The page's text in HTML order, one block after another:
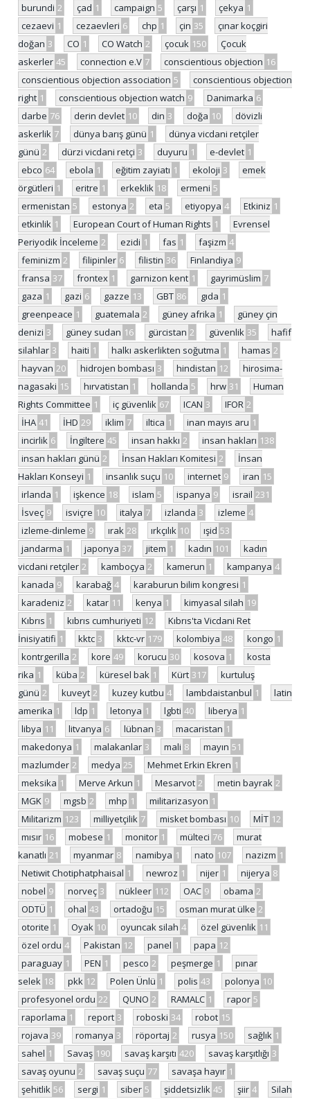
burundi 2 çad 1 campaign 5 çarşı 1 çekya 1
cezaevi 1 cezaevleri 6 chp 1 çin 35
çınar koçgiri
doğan 3 CO 1 CO Watch 2 çocuk 150
Çocuk
askerler 45 connection e.V 7 conscientious objection 16
conscientious objection association 5
conscientious objection
right 1 conscientious objection watch 9 Danimarka 6
darbe 76 derin devlet 10 din 3 doğa 10
dövizli
askerlik 7 dünya barış günü 1
dünya vicdani retçiler
günü 2 dürzi vicdani retçi 3 duyuru 1 e-devlet 1
ebco 64 ebola 1 eğitim zayiatı 1 ekoloji 3
emek
örgütleri 1 eritre 1 erkeklik 18 ermeni 5
ermenistan 5 estonya 2 eta 5 etiyopya 4 Etkiniz 1
etkinlik 1 European Court of Human Rights 1
Evrensel
Periyodik İnceleme 2 ezidi 1 fas 1 faşizm 4
feminizm 2 filipinler 6 filistin 36 Finlandiya 9
fransa 37 frontex 1 garnizon kent 1 gayrimüslim 7
gaza 1 gazi 6 gazze 13 GBT 86 gıda 1
greenpeace 1 guatemala 2 güney afrika 1
güney çin
denizi 3 güney sudan 16 gürcistan 2 güvenlik 35
hafif
silahlar 3 haiti 1 halkı askerlikten soğutma 1 hamas 2
hayvan 20 hidrojen bombası 3 hindistan 12
hirosima-
nagasaki 15 hırvatistan 1 hollanda 5 hrw 31
Human
Rights Committee 1 iç güvenlik 67 ICAN 3 IFOR 2
İHA 41 İHD 29 iklim 7 iltica 1 inan mayıs aru 1
incirlik 6 İngiltere 45 insan hakkı 2 insan hakları 138
insan hakları günü 2 İnsan Hakları Komitesi 2
İnsan
Hakları Konseyi 1 insanlık suçu 10 internet 9 iran 15
irlanda 1 işkence 18 islam 5 ispanya 9 israil 231
İsveç 9 isviçre 10 italya 7 izlanda 3 izleme 4
izleme-dinleme 9 ırak 28 ırkçılık 10 ışid 53
jandarma 1 japonya 37 jitem 1 kadın 101
kadın
vicdani retçiler 2 kamboçya 2 kamerun 1 kampanya 4
kanada 9 karabağ 4 karaburun bilim kongresi 1
karadeniz 2 katar 11 kenya 1 kimyasal silah 19
Kıbrıs 1 kıbrıs cumhuriyeti 12
Kıbrıs'ta Vicdani Ret
İnisiyatifi 1 kktc 3 kktc-vr 179 kolombiya 48 kongo 1
kontrgerilla 2 kore 49 korucu 30 kosova 1
kosta
rika 1 küba 2 küresel bak 1 Kürt 317
kurtuluş
günü 2 kuveyt 2 kuzey kutbu 4 lambdaistanbul 1
latin
amerika 1 ldp 1 letonya 1 lgbti 40 liberya 1
libya 11 litvanya 6 lübnan 3 macaristan 1
makedonya 1 malakanlar 3 mali 8 mayın 51
mazlumder 2 medya 25 Mehmet Erkin Ekren 1
meksika 1 Merve Arkun 1 Mesarvot 2 metin bayrak 2
MGK 9 mgsb 2 mhp 1 militarizasyon 1
Militarizm 123 milliyetçilik 7 misket bombası 10 MİT 12
mısır 16 mobese 1 monitor 1 mülteci 76
murat
kanatlı 21 myanmar 8 namibya 1 nato 107 nazizm 1
Netiwit Chotiphatphaisal 1 newroz 1 nijer 1 nijerya 8
nobel 9 norveç 3 nükleer 112 OAC 9 obama 2
ODTÜ 1 ohal 43 ortadoğu 15 osman murat ülke 2
otorite 1 Oyak 10 oyuncak silah 4 özel güvenlik 11
özel ordu 4 Pakistan 12 panel 1 papa 12
paraguay 1 PEN 1 pesco 2 peşmerge 1
pınar
selek 18 pkk 12 Polen Ünlü 1 polis 43 polonya 10
profesyonel ordu 22 QUNO 2 RAMALC 1 rapor 5
raporlama 1 report 3 roboski 34 robot 15
rojava 39 romanya 3 röportaj 2 rusya 150 sağlık 1
sahel 1 Savaş 190 savaş karşıtı 420 savaş karşıtlığı 3
savaş oyunu 2 savaş suçu 77 savaşa hayır 1
şehitlik 56 sergi 1 siber 5 şiddetsizlik 45 şiir 4
Silah